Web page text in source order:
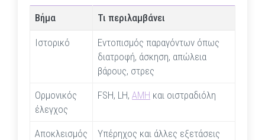
Βήμα Τι περιλαμβάνει
Ιστορικό
Εντοπισμός παραγόντων όπως
διατροφή, άσκηση, απώλεια
βάρους, στρες
Ορμονικός
έλεγχος
FSH, LH, ΑΜΗ και οιστραδιόλη
Αποκλεισμός
Υπέρηχος και άλλες εξετάσεις